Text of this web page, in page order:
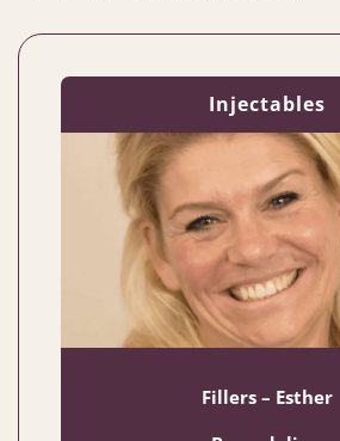
Injectables
Fillers – Esther